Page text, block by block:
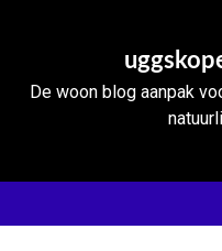
De woon blog aanpak